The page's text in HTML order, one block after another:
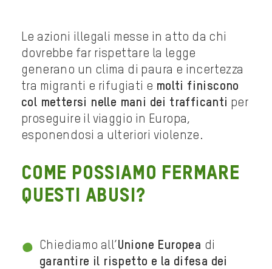
Le azioni illegali messe in atto da chi
dovrebbe far rispettare la legge
generano un clima di paura e incertezza
tra migranti e rifugiati e molti finiscono
col mettersi nelle mani dei trafficanti per
proseguire il viaggio in Europa,
esponendosi a ulteriori violenze.
Come possiamo fermare
questi abusi?
Chiediamo all’ Unione Europea di
garantire il rispetto e la difesa dei